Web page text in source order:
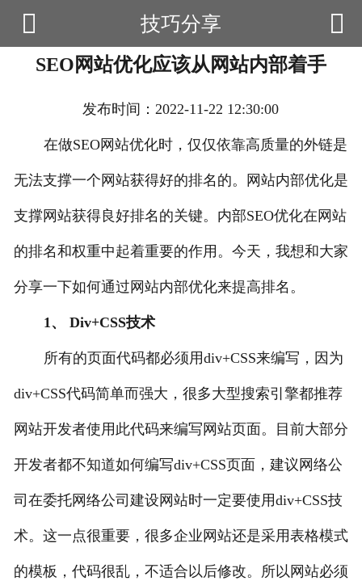
云产品
数据云查询
数据云监控
应用场景
优帮资讯
 技巧分享 
SEO网站优化应该从网站内部着手
发布时间：2022-11-22 12:30:00
在做SEO网站优化时，仅仅依靠高质量的外链是
无法支撑一个网站获得好的排名的。网站内部优化是
支撑网站获得良好排名的关键。内部SEO优化在网站
的排名和权重中起着重要的作用。今天，我想和大家
分享一下如何通过网站内部优化来提高排名。
1、 Div+CSS技术
所有的页面代码都必须用div+CSS来编写，因为
div+CSS代码简单而强大，很多大型搜索引擎都推荐
网站开发者使用此代码来编写网站页面。目前大部分
开发者都不知道如何编写div+CSS页面，建议网络公
司在委托网络公司建设网站时一定要使用div+CSS技
术。这一点很重要，很多企业网站还是采用表格模式
的模板，代码很乱，不适合以后修改。所以网站必须